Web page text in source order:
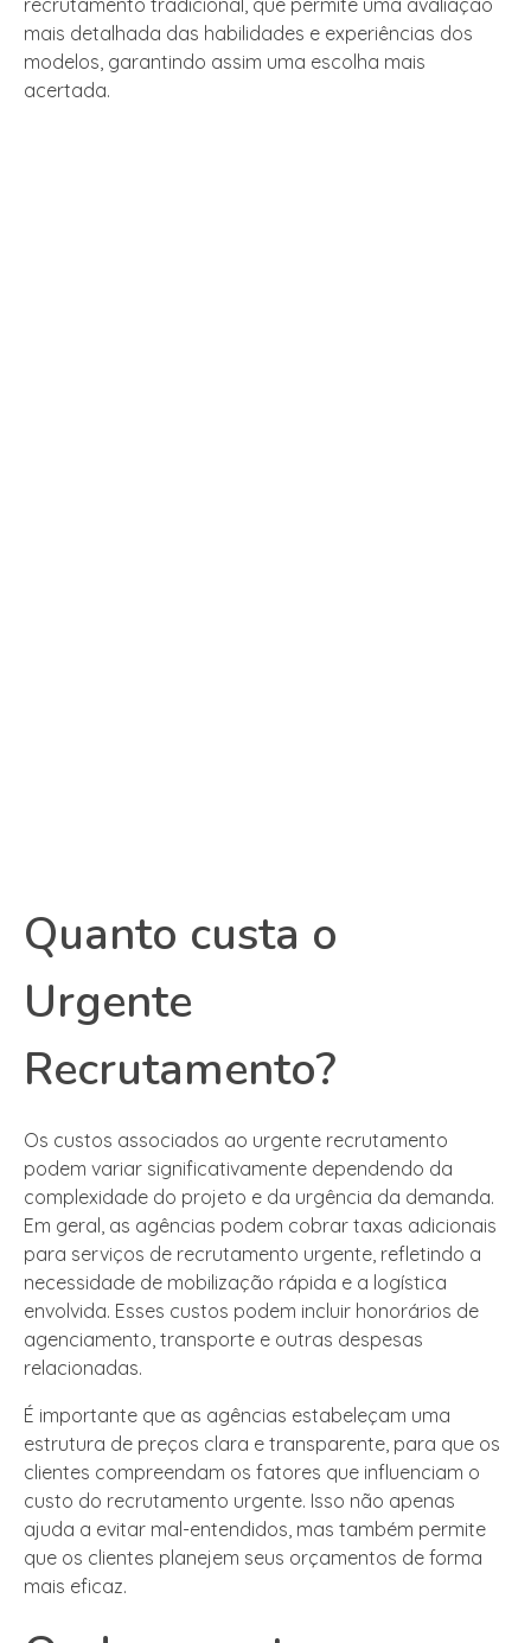
recrutamento tradicional, que permite uma avaliação
mais detalhada das habilidades e experiências dos
modelos, garantindo assim uma escolha mais
acertada.
Quanto custa o
Urgente
Recrutamento?
Os custos associados ao urgente recrutamento
podem variar significativamente dependendo da
complexidade do projeto e da urgência da demanda.
Em geral, as agências podem cobrar taxas adicionais
para serviços de recrutamento urgente, refletindo a
necessidade de mobilização rápida e a logística
envolvida. Esses custos podem incluir honorários de
agenciamento, transporte e outras despesas
relacionadas.
É importante que as agências estabeleçam uma
estrutura de preços clara e transparente, para que os
clientes compreendam os fatores que influenciam o
custo do recrutamento urgente. Isso não apenas
ajuda a evitar mal-entendidos, mas também permite
que os clientes planejem seus orçamentos de forma
mais eficaz.